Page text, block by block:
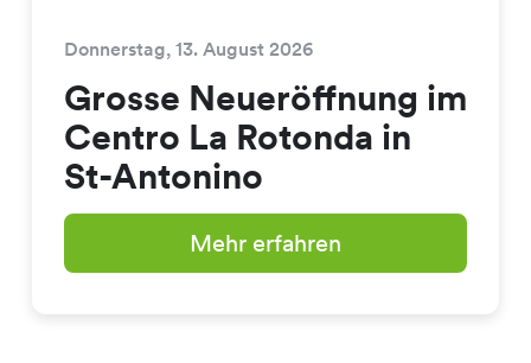
Donnerstag, 13. August 2026
Grosse Neueröffnung im
Centro La Rotonda in
St-Antonino
Mehr erfahren